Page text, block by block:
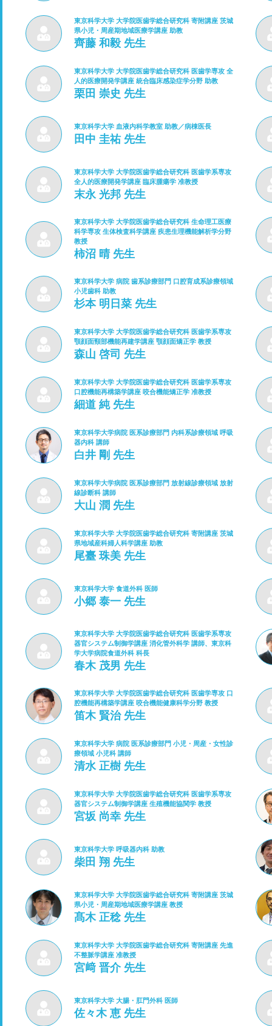
東京科学大学 大学院医歯学総合研究科 寄附講座 茨城
県小児・周産期地域医療学講座 助教
齊藤 和毅 先生
東京科学大学 大学院医歯学総合研究科 医歯学専攻 全
人的医療開発学講座 統合臨床感染症学分野 助教
栗田 崇史 先生
東京科学大学 血液内科学教室 助教／病棟医長
田中 圭祐 先生
東京科学大学 大学院医歯学総合研究科 医歯学系専攻
全人的医療開発学講座 臨床腫瘍学 准教授
末永 光邦 先生
東京科学大学 大学院医歯学総合研究科 生命理工医療
科学専攻 生体検査科学講座 疾患生理機能解析学分野
教授
柿沼 晴 先生
東京科学大学 病院 歯系診療部門 口腔育成系診療領域
小児歯科 助教
杉本 明日菜 先生
東京科学大学 大学院医歯学総合研究科 医歯学系専攻
顎顔面頸部機能再建学講座 顎顔面矯正学 教授
森山 啓司 先生
東京科学大学 大学院医歯学総合研究科 医歯学系専攻
口腔機能再構築学講座 咬合機能矯正学 准教授
細道 純 先生
東京科学大学病院 医系診療部門 内科系診療領域 呼吸
器内科 講師
白井 剛 先生
東京科学大学病院 医系診療部門 放射線診療領域 放射
線診断科 講師
大山 潤 先生
東京科学大学 大学院医歯学総合研究科 寄附講座 茨城
県地域産科婦人科学講座 助教
尾臺 珠美 先生
東京科学大学 食道外科 医師
小郷 泰一 先生
東京科学大学 大学院医歯学総合研究科 医歯学系専攻
器官システム制御学講座 消化管外科学 講師、東京科
学大学病院食道外科 科長
春木 茂男 先生
東京科学大学 大学院医歯学総合研究科 医歯学専攻 口
腔機能再構築学講座 咬合機能健康科学分野 教授
笛木 賢治 先生
東京科学大学 病院 医系診療部門 小児・周産・女性診
療領域 小児科 講師
清水 正樹 先生
東京科学大学 大学院医歯学総合研究科 医歯学系専攻
器官システム制御学講座 生殖機能協関学 教授
宮坂 尚幸 先生
東京科学大学 呼吸器内科 助教
柴田 翔 先生
東京科学大学 大学院医歯学総合研究科 寄附講座 茨城
県小児・周産期地域医療学講座 教授
髙木 正稔 先生
東京科学大学 大学院医歯学総合研究科 寄附講座 先進
不整脈学講座 准教授
宮﨑 晋介 先生
東京科学大学 大腸・肛門外科 医師
佐々木 恵 先生